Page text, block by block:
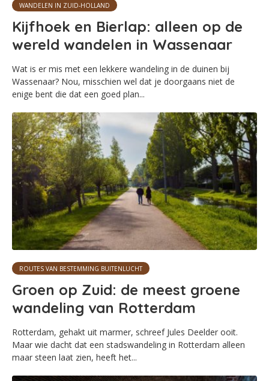
WANDELEN IN ZUID-HOLLAND
Kijfhoek en Bierlap: alleen op de
wereld wandelen in Wassenaar
Wat is er mis met een lekkere wandeling in de duinen bij
Wassenaar? Nou, misschien wel dat je doorgaans niet de
enige bent die dat een goed plan...
ROUTES VAN BESTEMMING BUITENLUCHT
Groen op Zuid: de meest groene
wandeling van Rotterdam
Rotterdam, gehakt uit marmer, schreef Jules Deelder ooit.
Maar wie dacht dat een stadswandeling in Rotterdam alleen
maar steen laat zien, heeft het...